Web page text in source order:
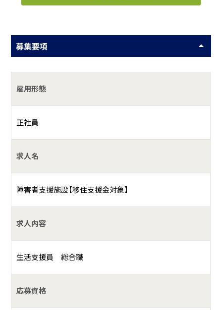
ています。
出勤・朝礼参加・午前の活動・昼食支援・午後の活動・
入浴サポート・退勤
何をしている会社？
が日々、安全に安心して、そして生きがいを持った生活が送
れるように生活支援・就労・就業支援を行います。
法律に基づき障害者に対する福祉サービスを提供していま
短期入所：5名）
②多機能事業所ピア宮敷第1工房（生活介護：20名、就労継続
支援B型事業：10名）
募集要項
雇用形態
正社員
求人名
障害者支援施設【移住支援金対象】
求人内容
生活支援員 総合職
応募資格